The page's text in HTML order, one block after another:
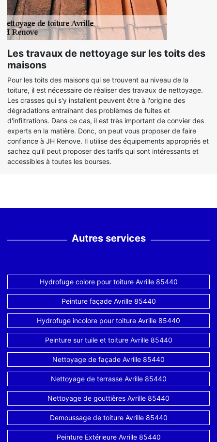
Les travaux de nettoyage sur les toits des
maisons
Pour les toits des maisons qui se trouvent au niveau de la
toiture, il est nécessaire de réaliser des travaux de nettoyage.
Les crasses qui s'y installent peuvent être à l'origine des
dégradations entraînant des problèmes de fuites et
d'infiltrations. Dans ce cas, il est très important de convier des
experts en la matière. Donc, on peut vous proposer de faire
confiance à JH Renove. Il utilise des équipements appropriés et
sachez qu'il peut proposer des tarifs qui sont intéressants et
accessibles à toutes les bourses.
Autres services
Hydrofuge colore pour toiture Avrille 85440
Peinture façade Avrille 85440
Hydrofuge incolore pour toiture Avrille 85440
Peinture sur tuile et toiture Avrille 85440
Nettoyage de façade Avrille 85440
Nettoyage de terrasse Avrille 85440
Nettoyage de gouttières Avrille 85440
Demoussage de toiture Avrille 85440
Peinture Extérieure Avrille 85440